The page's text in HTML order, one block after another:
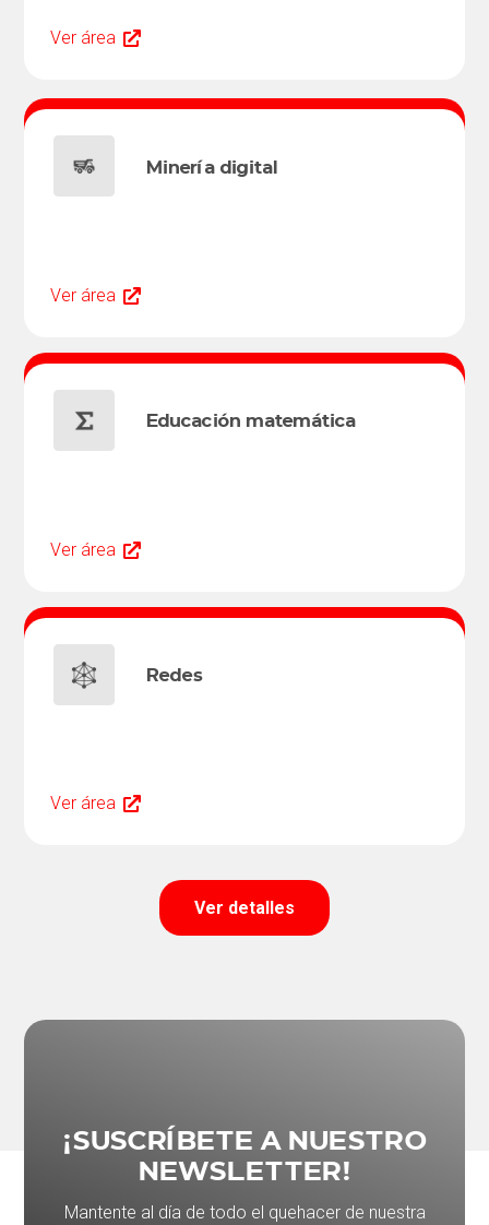
Ver área
Minería digital
Ver área
Educación matemática
Ver área
Redes
Ver área
Ver detalles
¡SUSCRÍBETE A NUESTRO
NEWSLETTER!
Mantente al día de todo el quehacer de nuestra